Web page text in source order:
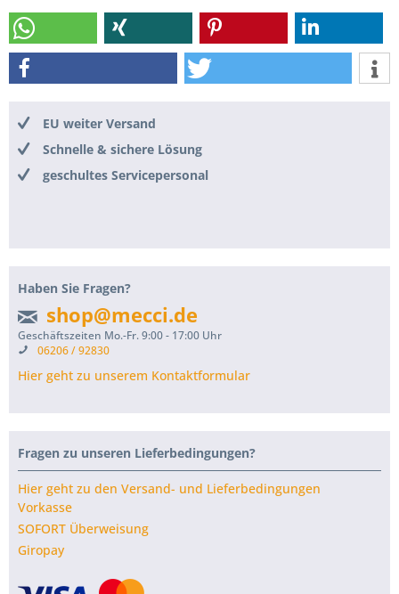
EU weiter Versand
Schnelle & sichere Lösung
geschultes Servicepersonal
Haben Sie Fragen?
shop@mecci.de
Geschäftszeiten Mo.-Fr. 9:00 - 17:00 Uhr
06206 / 92830
Hier geht zu unserem Kontaktformular
Fragen zu unseren Lieferbedingungen?
Hier geht zu den Versand- und Lieferbedingungen
Vorkasse
SOFORT Überweisung
Giropay